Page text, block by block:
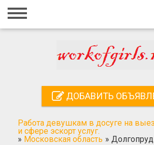
Главная
Регистрация
Добавить объявление
Поиск
ДОБАВИТЬ
Работа девушкам в досуге на
и сфере эскорт услуг.
» Московская область »